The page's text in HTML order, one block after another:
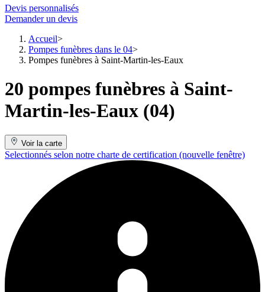
Devis personnalisés
Demander un devis
Accueil
Pompes funèbres dans le 04
Pompes funèbres à Saint-Martin-les-Eaux
20 pompes funèbres à Saint-
Martin-les-Eaux (04)
Voir la carte
Selectionnés selon notre charte de certification (nouvelle fenêtre)